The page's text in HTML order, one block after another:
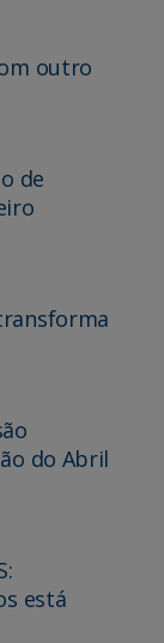
outro
de
do Abril
está